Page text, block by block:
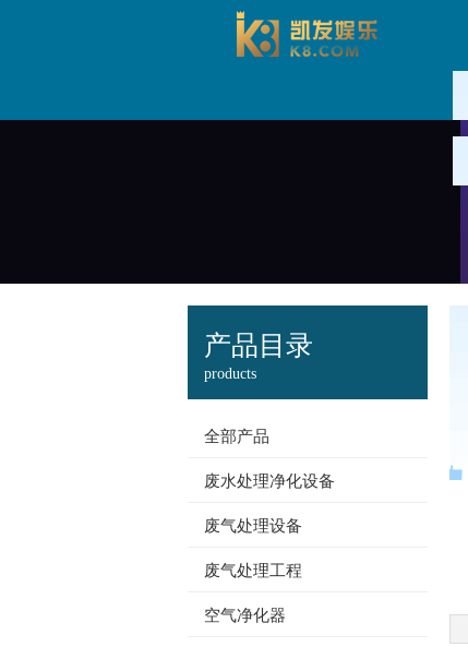
产品目录
products
全部产品
废水处理净化设备
废气处理设备
废气处理工程
空气净化器